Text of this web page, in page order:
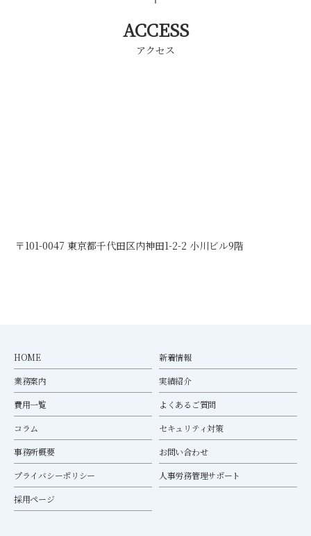
ACCESS
アクセス
〒101-0047 東京都千代田区内神田1-2-2 小川ビル9階
HOME
新着情報
業務案内
実績紹介
費用一覧
よくあるご質問
コラム
セキュリティ対策
事務所概要
お問い合わせ
プライバシーポリシー
人事労務管理サポート
採用ページ